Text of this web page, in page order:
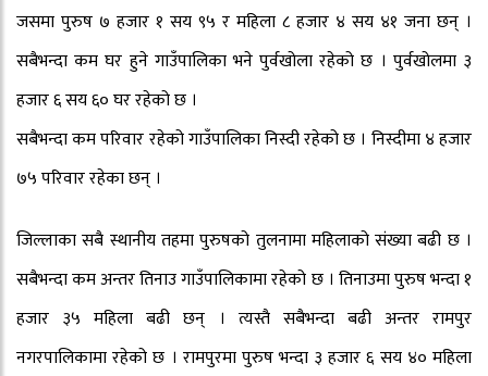
जसमा पुरुष ७ हजार १ सय ९५ र महिला ८ हजार ४ सय ४१ जना छन् ।
सबैभन्दा कम घर हुने गाउँपालिका भने पुर्वखोला रहेको छ । पुर्वखोलमा ३
हजार ६ सय ६० घर रहेको छ ।
सबैभन्दा कम परिवार रहेको गाउँपालिका निस्दी रहेको छ । निस्दीमा ४ हजार
७५ परिवार रहेका छन् ।
जिल्लाका सबै स्थानीय तहमा पुरुषको तुलनामा महिलाको संख्या बढी छ ।
सबैभन्दा कम अन्तर तिनाउ गाउँपालिकामा रहेको छ । तिनाउमा पुरुष भन्दा १
हजार ३५ महिला बढी छन् । त्यस्तै सबैभन्दा बढी अन्तर रामपुर
नगरपालिकामा रहेको छ । रामपुरमा पुरुष भन्दा ३ हजार ६ सय ४० महिला